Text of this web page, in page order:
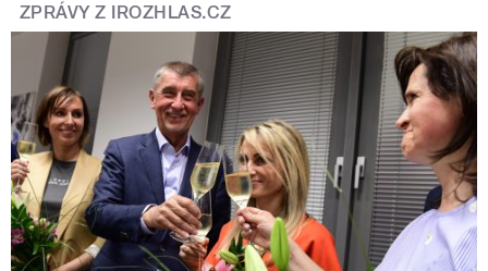
ZPRÁVY Z IROZHLAS.CZ